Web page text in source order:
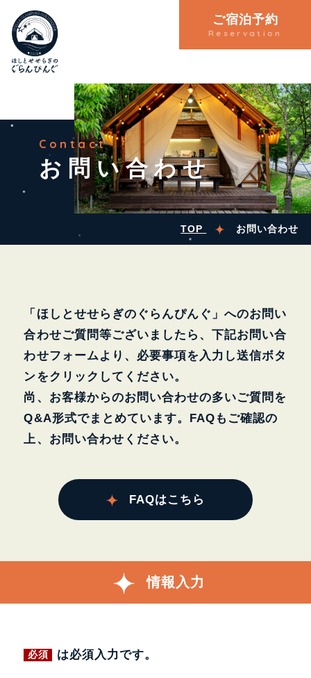
ご宿泊予約
Reservation
Contact
お問い合わせ
TOP お問い合わせ
「ほしとせせらぎのぐらんぴんぐ」へのお問い
合わせご質問等ございましたら、下記お問い合
わせフォームより、必要事項を入力し送信ボタ
ンをクリックしてください。
尚、お客様からのお問い合わせの多いご質問を
Q&A形式でまとめています。 FAQもご確認の
上、お問い合わせください。
FAQはこちら
情報入力
必須 は必須入力です。